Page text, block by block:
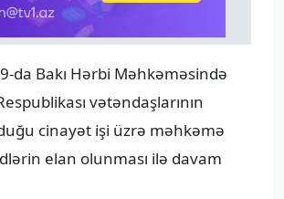
da Bakı Hərbi Məhkəməsində
vətəndaşlarının
cinayət işi üzrə məhkəmə
elan olunması ilə davam